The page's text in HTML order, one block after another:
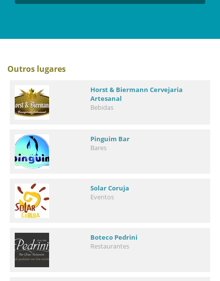
Outros lugares
Horst & Biermann Cervejaria
Artesanal
Bebidas
Pinguim Bar
Bares
Solar Coruja
Eventos
Boteco Pedrini
Restaurantes